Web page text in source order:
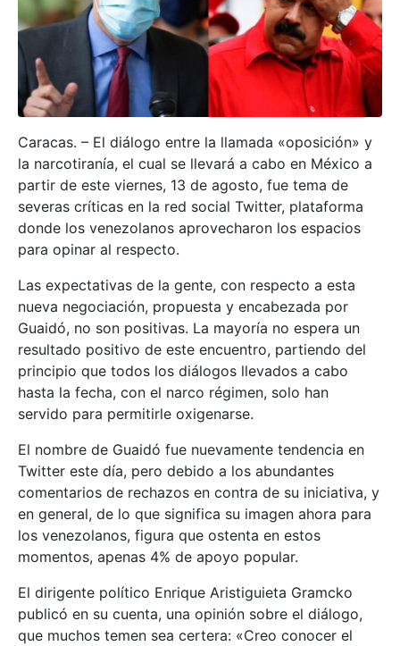
Caracas. – El diálogo entre la llamada «oposición» y
la narcotiranía, el cual se llevará a cabo en México a
partir de este viernes, 13 de agosto, fue tema de
severas críticas en la red social Twitter, plataforma
donde los venezolanos aprovecharon los espacios
para opinar al respecto.
Las expectativas de la gente, con respecto a esta
nueva negociación, propuesta y encabezada por
Guaidó, no son positivas. La mayoría no espera un
resultado positivo de este encuentro, partiendo del
principio que todos los diálogos llevados a cabo
hasta la fecha, con el narco régimen, solo han
servido para permitirle oxigenarse.
El nombre de Guaidó fue nuevamente tendencia en
Twitter este día, pero debido a los abundantes
comentarios de rechazos en contra de su iniciativa, y
en general, de lo que significa su imagen ahora para
los venezolanos, figura que ostenta en estos
momentos, apenas 4% de apoyo popular.
El dirigente político Enrique Aristiguieta Gramcko
publicó en su cuenta, una opinión sobre el diálogo,
que muchos temen sea certera: «Creo conocer el